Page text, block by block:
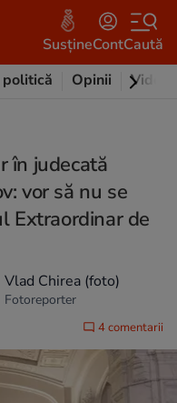
SusțineContCaută
politică Opinii Video
în judecată
vor să nu se
Extraordinar de
Vlad Chirea (foto)
Fotoreporter
4 comentarii